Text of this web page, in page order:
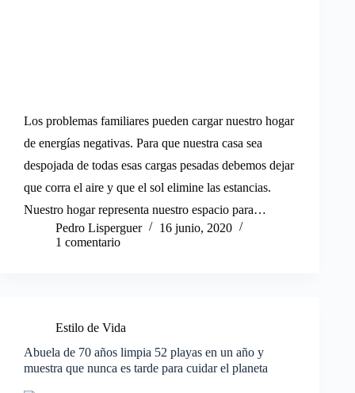
Los problemas familiares pueden cargar nuestro hogar
de energías negativas. Para que nuestra casa sea
despojada de todas esas cargas pesadas debemos dejar
que corra el aire y que el sol elimine las estancias.
Nuestro hogar representa nuestro espacio para…
Pedro Lisperguer
16 junio, 2020
1 comentario
Estilo de Vida
Abuela de 70 años limpia 52 playas en un año y
muestra que nunca es tarde para cuidar el planeta